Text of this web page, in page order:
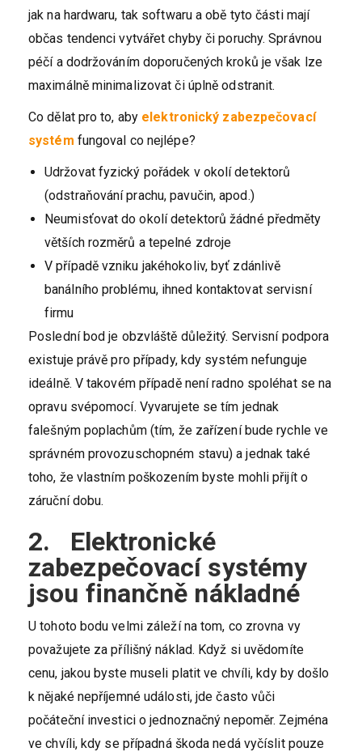
jak na hardwaru, tak softwaru a obě tyto části mají
občas tendenci vytvářet chyby či poruchy. Správnou
péčí a dodržováním doporučených kroků je však lze
maximálně minimalizovat či úplně odstranit.
Co dělat pro to, aby elektronický zabezpečovací
systém fungoval co nejlépe?
Udržovat fyzický pořádek v okolí detektorů
(odstraňování prachu, pavučin, apod.)
Neumisťovat do okolí detektorů žádné předměty
větších rozměrů a tepelné zdroje
V případě vzniku jakéhokoliv, byť zdánlivě
banálního problému, ihned kontaktovat servisní
firmu
Poslední bod je obzvláště důležitý. Servisní podpora
existuje právě pro případy, kdy systém nefunguje
ideálně. V takovém případě není radno spoléhat se na
opravu svépomocí. Vyvarujete se tím jednak
falešným poplachům (tím, že zařízení bude rychle ve
správném provozuschopném stavu) a jednak také
toho, že vlastním poškozením byste mohli přijít o
záruční dobu.
2. Elektronické
zabezpečovací systémy
jsou finančně nákladné
U tohoto bodu velmi záleží na tom, co zrovna vy
považujete za přílišný náklad. Když si uvědomíte
cenu, jakou byste museli platit ve chvíli, kdy by došlo
k nějaké nepříjemné události, jde často vůči
počáteční investici o jednoznačný nepoměr. Zejména
ve chvíli, kdy se případná škoda nedá vyčíslit pouze